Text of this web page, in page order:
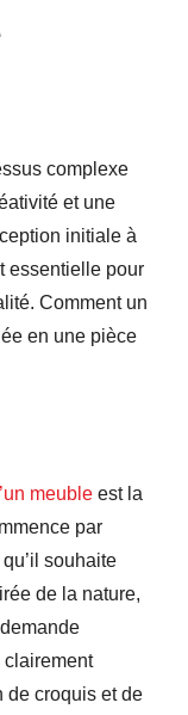
complexe
et une
initiale à
essentielle pour
Comment un
en une pièce
meuble est la
par
souhaite
de la nature,
clairement
de croquis et de